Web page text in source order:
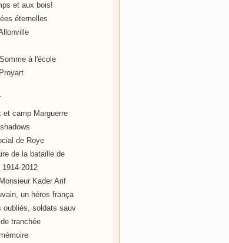
et aux bois!
éternelles
à l'école
et camp Marguerre
de Roye
de la bataille de
2012
Kader Arif
un héros frança
oubliés, soldats sauv
tranchée